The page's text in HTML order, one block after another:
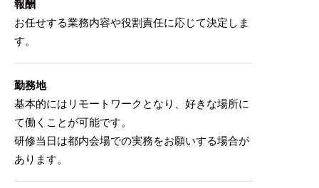
報酬
お任せする業務内容や役割責任に応じて決定しま
す。
勤務地
基本的にはリモートワークとなり、好きな場所に
て働くことが可能です。
研修当日は都内会場での実務をお願いする場合が
あります。